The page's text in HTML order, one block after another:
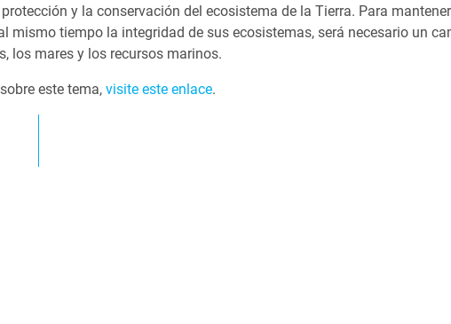
y la conservación del ecosistema de la Tierra. Para
mismo tiempo la integridad de sus ecosistemas, será necesario un
los mares y los recursos marinos.
este tema, visite este enlace.